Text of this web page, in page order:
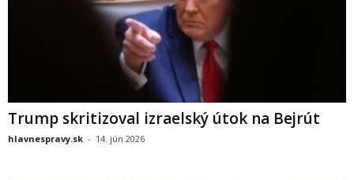
Trump skritizoval izraelský útok na Bejrút
hlavnespravy.sk - 14. jún 2026